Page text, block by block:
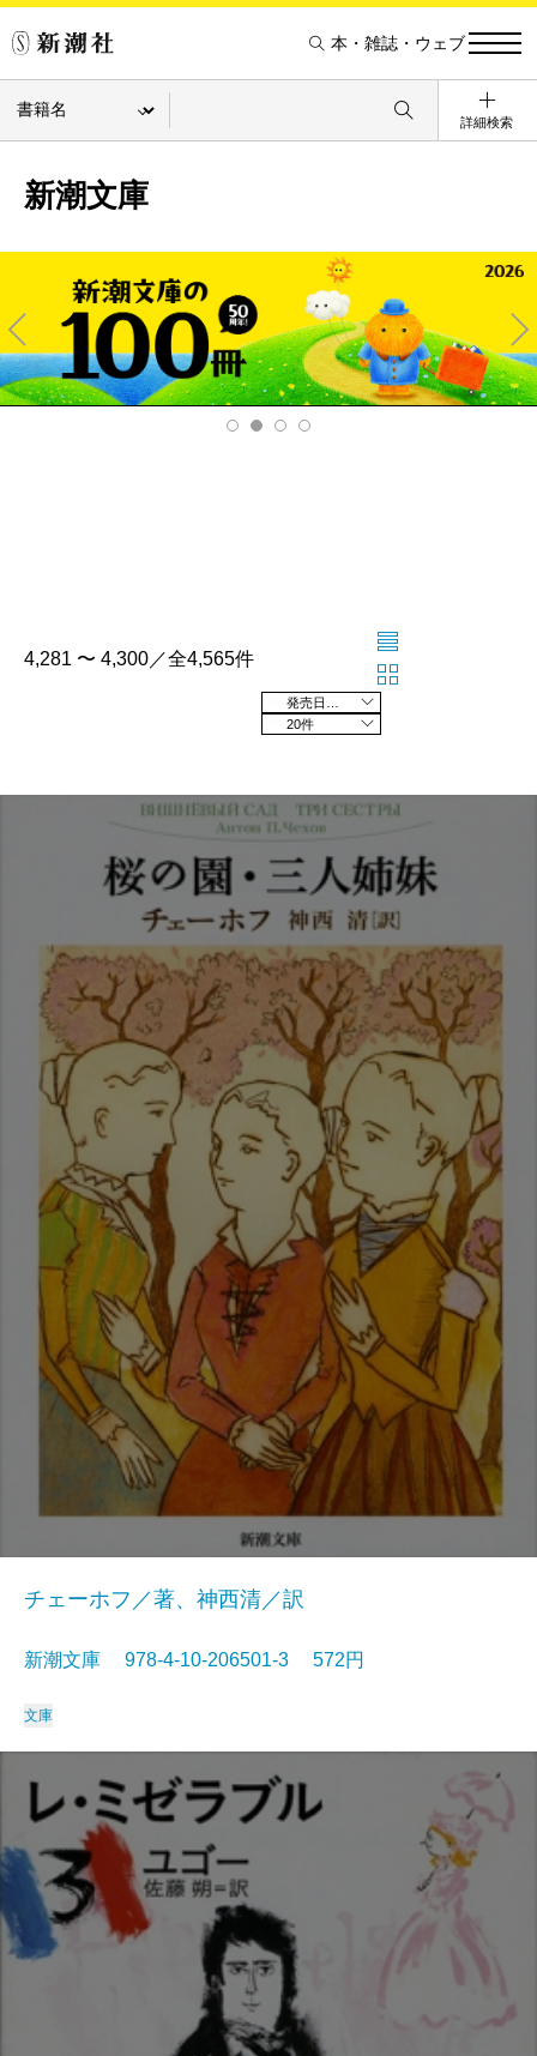
本・雑誌・ウェブ
詳細検索
新潮文庫
Pre
v
Ne
xt
4,281 〜 4,300／全4,565件
20件
チェーホフ／著、神西清／訳
新潮文庫 978-4-10-206501-3 572円
文庫